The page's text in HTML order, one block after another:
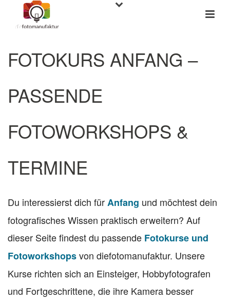
FOTOKURS ANFANG –
PASSENDE
FOTOWORKSHOPS &
TERMINE
Du interessierst dich fürAnfang und möchtest dein
fotografisches Wissen praktisch erweitern? Auf
dieser Seite findest du passende Fotokurse und
Fotoworkshopsvon diefotomanufaktur. Unsere
Kurse richten sich an Einsteiger, Hobbyfotografen
und Fortgeschrittene, die ihre Kamera besser